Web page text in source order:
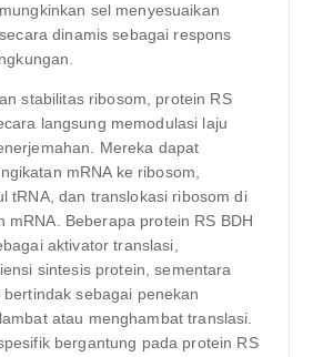
sel menyesuaikan
dinamis sebagai respons
stabilitas ribosom, protein RS
langsung memodulasi laju
Mereka dapat
mRNA ke ribosom,
tRNA, dan translokasi ribosom di
mRNA. Beberapa protein RS BDH
aktivator translasi,
sintesis protein, sementara
sebagai penekan
atau menghambat translasi.
bergantung pada protein RS